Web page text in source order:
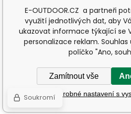
E-OUTDOOR.CZ a partneři
využití jednotlivých dat, aby
ukazovat informace týkající se
personalizace reklam.
políčko "Ano,
Zamítnout vše
Podrobné nastavení s
Soukromí